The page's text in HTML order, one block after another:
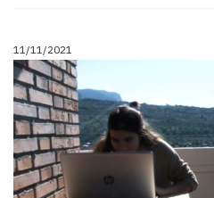
11/11/2021